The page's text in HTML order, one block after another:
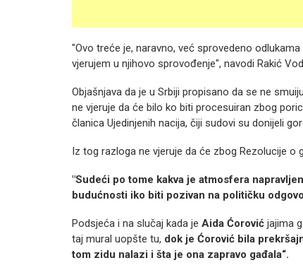
"Ovo treće je, naravno, već sprovedeno
vjerujem u njihovo sprovođenje", navodi Rakić
Objašnjava da je u Srbiji propisano da se ne
ne vjeruje da će bilo ko biti procesuiran zbog
članica Ujedinjenih nacija, čiji sudovi su donijeli
Iz tog razloga ne vjeruje da će zbog Rezolucije
"Sudeći po tome kakva je atmosfera
budućnosti iko biti pozivan na političku
Podsjeća i na slučaj kada je Aida Ćorović jajima
taj mural uopšte tu, dok je Ćorović bila
tom zidu nalazi i šta je ona zapravo gađala“.